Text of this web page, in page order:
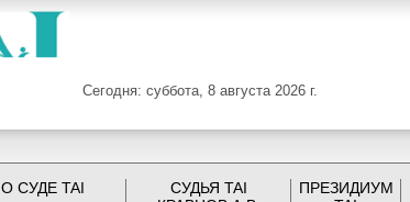
Сегодня: суббота, 8 августа 2026 г.
О СУДЕ TAI
СУДЬЯ TAI
ПРЕЗИДИУМ